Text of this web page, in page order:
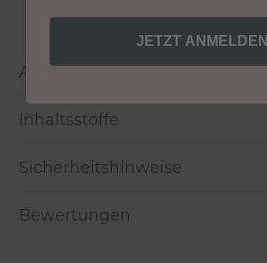
Anwendung
Inhaltsstoffe
Sicherheitshinweise
Bewertungen
JETZT ANMELDEN